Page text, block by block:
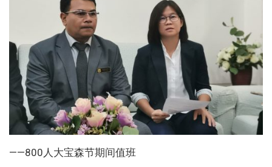
——800人大宝森节期间值班